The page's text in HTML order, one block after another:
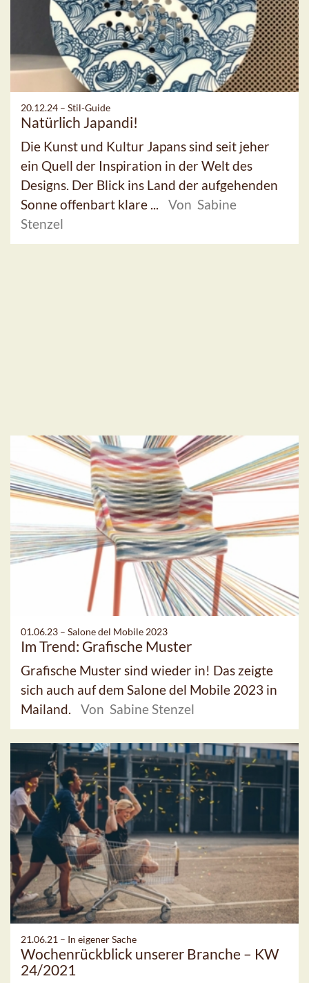
20.12.24 – Stil-Guide
Natürlich Japandi!
Die Kunst und Kultur Japans sind seit jeher
ein Quell der Inspiration in der Welt des
Designs. Der Blick ins Land der aufgehenden
Sonne offenbart klare ...
Von Sabine
Stenzel
01.06.23 – Salone del Mobile 2023
Im Trend: Grafische Muster
Grafische Muster sind wieder in! Das zeigte
sich auch auf dem Salone del Mobile 2023 in
Mailand.
Von Sabine Stenzel
21.06.21 – In eigener Sache
Wochenrückblick unserer Branche – KW
24/2021